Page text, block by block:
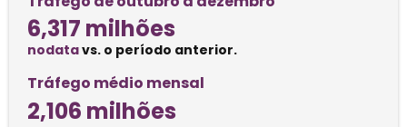
6,317 milhões
nodatavs. o período anterior.
Tráfego médio mensal
2,106 milhões